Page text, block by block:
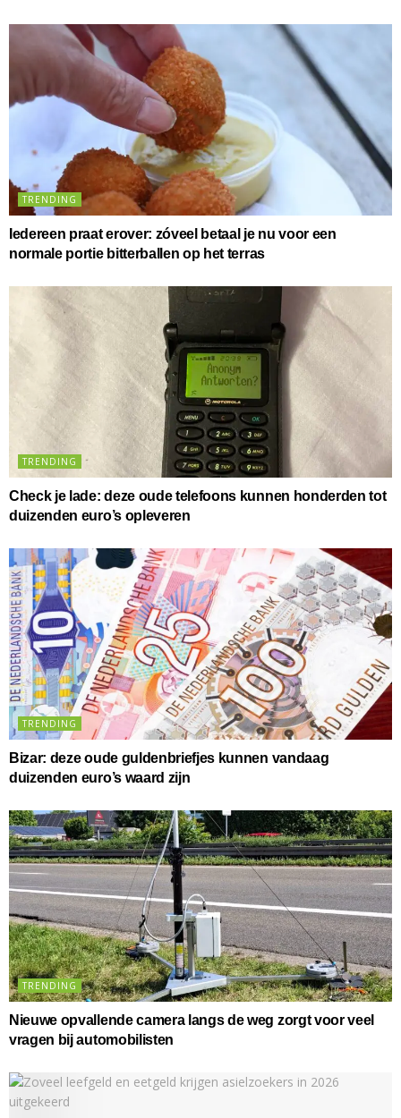
TRENDING
Iedereen praat erover: zóveel betaal je nu voor een
normale portie bitterballen op het terras
TRENDING
Check je lade: deze oude telefoons kunnen honderden tot
duizenden euro’s opleveren
TRENDING
Bizar: deze oude guldenbriefjes kunnen vandaag
duizenden euro’s waard zijn
TRENDING
Nieuwe opvallende camera langs de weg zorgt voor veel
vragen bij automobilisten